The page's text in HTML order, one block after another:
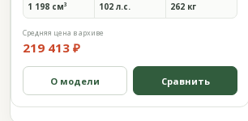
1 198 см³ 102 л.с. 262 кг
Средняя цена в архиве
219 413 ₽
О модели Сравнить